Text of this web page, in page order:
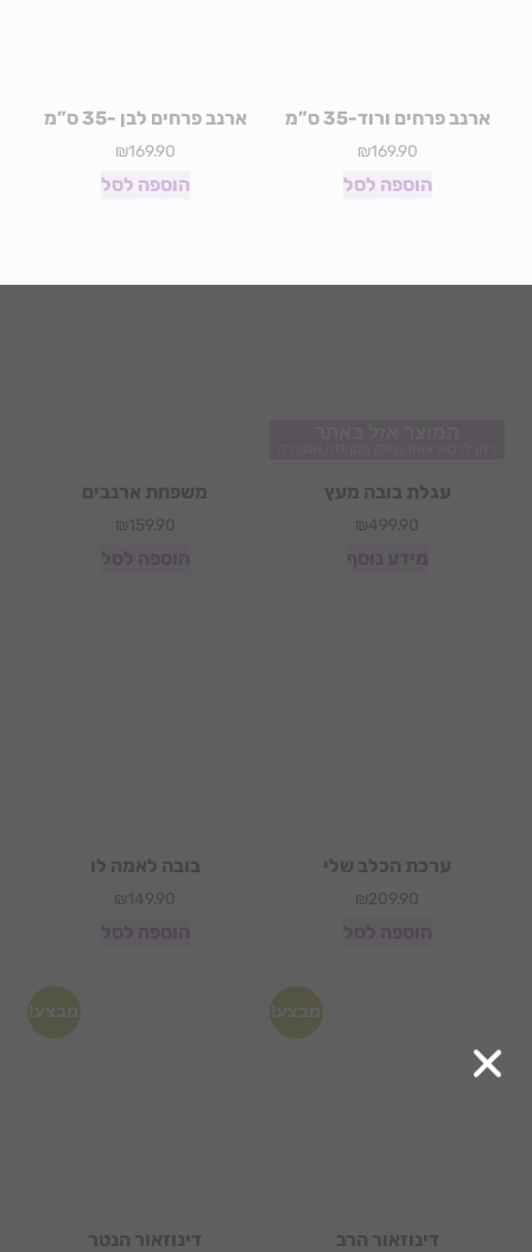
ארנב פרחים ורוד-35 ס”מ
₪169.90
הוספה לסל
ארנב פרחים לבן -35 ס”מ
₪169.90
הוספה לסל
עגלת בובה מעץ
₪499.90
משפחת ארנבים
₪159.90
ערכת הכלב שלי
₪209.90
בובה לאמה לו
₪149.90
מבצע!
דינוזאור הרב
מבצע!
דינוזאור הנטר